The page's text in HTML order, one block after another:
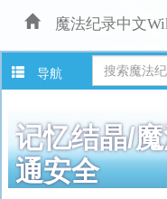
魔法纪录中文
导航
记忆结晶/
通安全